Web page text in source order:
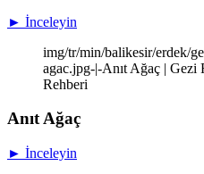
► İnceleyin
img/tr/min/balikesir/erdek/
agac.jpg-|-Anıt Ağaç | Gezi
Rehberi
Anıt Ağaç
► İnceleyin